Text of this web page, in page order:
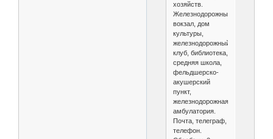
хозяйств.
Железнодорожный
вокзал, дом
культуры,
железнодорожный
клуб, библиотека,
средняя школа,
фельдшерско-
акушерский
пункт,
железнодорожная
амбулатория.
Почта, телеграф,
телефон.